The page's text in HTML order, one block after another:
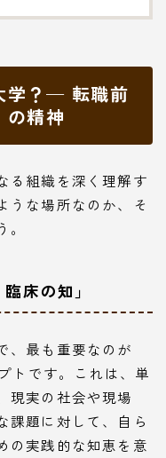
学？— 転職前
の精神
る組織を深く理解す
うな場所なのか、そ
床の知」
、最も重要なのが
トです。これは、単
現実の社会や現場
課題に対して、自ら
の実践的な知恵を意